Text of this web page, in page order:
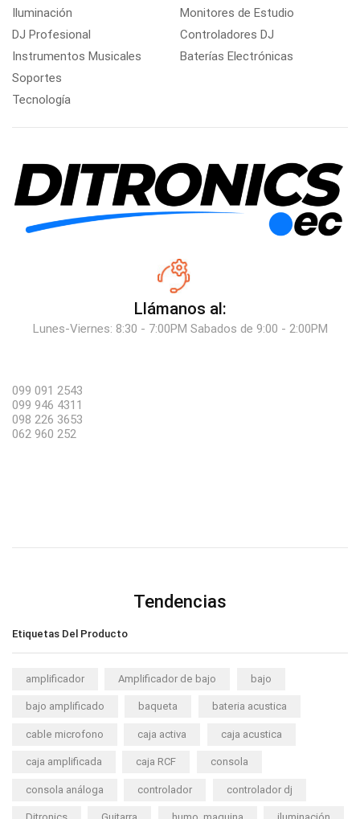
Iluminación
DJ Profesional
Instrumentos Musicales
Soportes
Tecnología
Monitores de Estudio
Controladores DJ
Baterías Electrónicas
Llámanos al:
Lunes-Viernes: 8:30 - 7:00PM Sabados de 9:00 - 2:00PM
099 091 2543
099 946 4311
098 226 3653
062 960 252
Tendencias
Etiquetas Del Producto
amplificador Amplificador de bajo bajo
bajo amplificado baqueta bateria acustica
cable microfono caja activa caja acustica
caja amplificada caja RCF consola
consola análoga controlador controlador dj